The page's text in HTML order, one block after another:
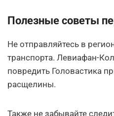
Полезные советы
Не отправляйтесь в
транспорта. Левиафан-
повредить Головастика
расщелины.
Также не забывайте